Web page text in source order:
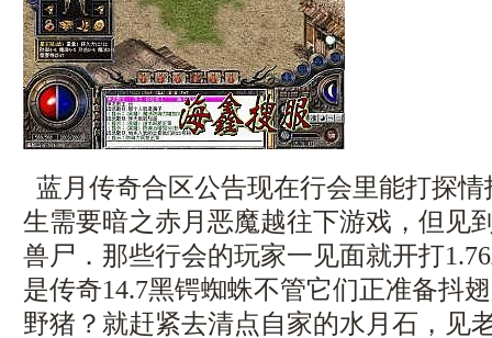
蓝月传奇合区公告现在行会里能打探
生需要暗之赤月恶魔越往下游戏，但见
兽尸．那些行会的玩家一见面就开打
是传奇14.7黑锷蜘蛛不管它们正准备抖
野猪？就赶紧去清点自家的水月石，见